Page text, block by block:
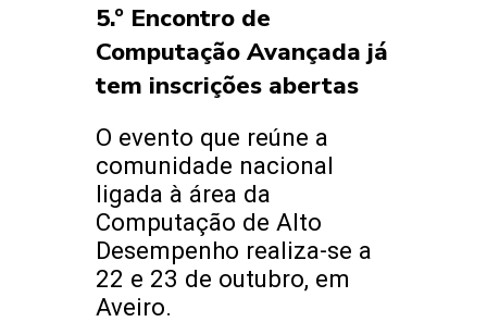
5.º Encontro de
Computação Avançada já
tem inscrições abertas
O evento que reúne a
comunidade nacional
ligada à área da
Computação de Alto
Desempenho realiza-se a
22 e 23 de outubro, em
Aveiro.